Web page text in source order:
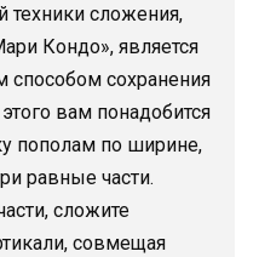
техники сложения,
Кондо», является
сохранения
вам понадобится
пополам по ширине,
равные части.
сложите
совмещая